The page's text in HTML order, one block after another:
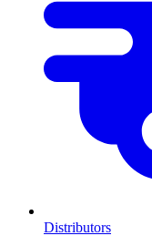
Distributors